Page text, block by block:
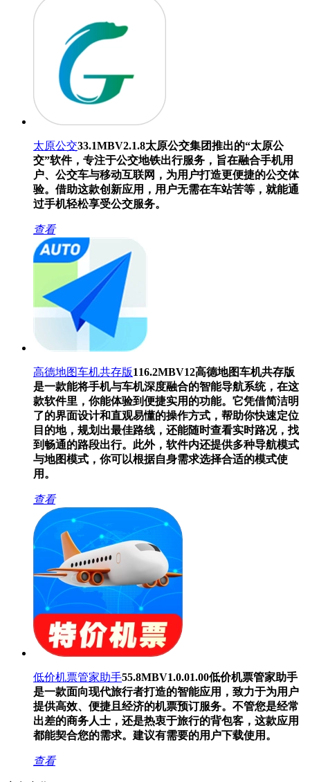
太原公交33.1MBV2.1.8太原公交集团推出的“太原公
交”软件，专注于公交地铁出行服务，旨在融合手机用
户、公交车与移动互联网，为用户打造更便捷的公交体
验。借助这款创新应用，用户无需在车站苦等，就能通
过手机轻松享受公交服务。
查看
高德地图车机共存版116.2MBV12高德地图车机共存版
是一款能将手机与车机深度融合的智能导航系统，在这
款软件里，你能体验到便捷实用的功能。它凭借简洁明
了的界面设计和直观易懂的操作方式，帮助你快速定位
目的地，规划出最佳路线，还能随时查看实时路况，找
到畅通的路段出行。此外，软件内还提供多种导航模式
与地图模式，你可以根据自身需求选择合适的模式使
用。
查看
低价机票管家助手55.8MBV1.0.01.00低价机票管家助手
是一款面向现代旅行者打造的智能应用，致力于为用户
提供高效、便捷且经济的机票预订服务。不管您是经常
出差的商务人士，还是热衷于旅行的背包客，这款应用
都能契合您的需求。建议有需要的用户下载使用。
查看